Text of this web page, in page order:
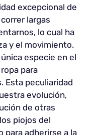
excepcional de
largas
lo cual ha
y el movimiento.
especie en el
para
Esta peculiaridad
evolución,
de otras
piojos del
para adherirse a la